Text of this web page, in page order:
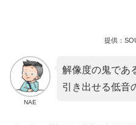
提供：
NAE
解像度の鬼であ
引き出せる低音